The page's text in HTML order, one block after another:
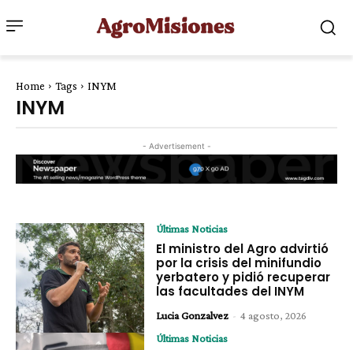
Home Tags INYM
INYM
- Advertisement -
Últimas Noticias
El ministro del Agro advirtió
por la crisis del minifundio
yerbatero y pidió recuperar
las facultades del INYM
Lucia Gonzalvez - 4 agosto, 2026
Últimas Noticias